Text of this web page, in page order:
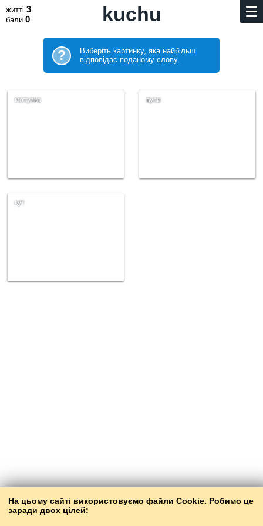
На цьому сайті використовуємо файли Cookie. Робимо це
заради двох цілей:
житті 3
бали 0 kuchu
?
Виберіть картинку, яка найбільш
відповідає поданому слову.
мотузка вуси
кут